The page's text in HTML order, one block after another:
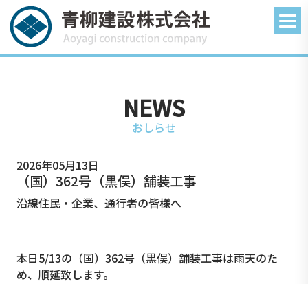
NEWS
おしらせ
2026年05月13日
（国）362号（黒俣）舗装工事
沿線住民・企業、通行者の皆様へ
本日5/13の（国）362号（黒俣）舗装工事は雨天のた
め、順延致します。